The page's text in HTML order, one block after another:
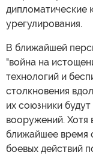
дипломатические
урегулирования.
В ближайшей
"война на
технологий и
столкновения
их союзники
вооружений. Хотя
ближайшее время
боевых действий